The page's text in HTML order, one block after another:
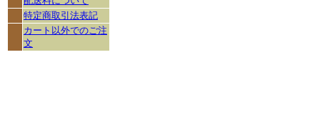
特定商取引法表記
カート以外でのご注
文